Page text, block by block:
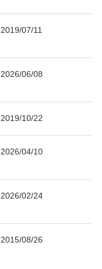
2019/07/11
2026/06/08
2019/10/22
2026/04/10
2026/02/24
2015/08/26